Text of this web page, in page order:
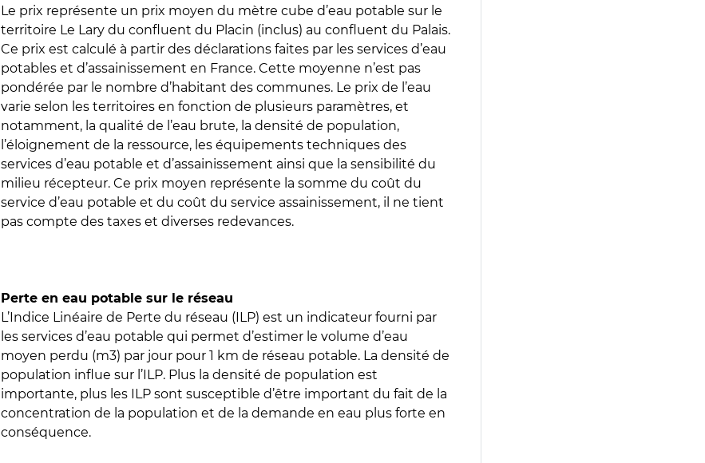
Le prix représente un prix moyen du mètre cube d’eau potable sur le
territoire Le Lary du confluent du Placin (inclus) au confluent du Palais.
Ce prix est calculé à partir des déclarations faites par les services d’eau
potables et d’assainissement en France. Cette moyenne n’est pas
pondérée par le nombre d’habitant des communes. Le prix de l’eau
varie selon les territoires en fonction de plusieurs paramètres, et
notamment, la qualité de l’eau brute, la densité de population,
l’éloignement de la ressource, les équipements techniques des
services d’eau potable et d’assainissement ainsi que la sensibilité du
milieu récepteur. Ce prix moyen représente la somme du coût du
service d’eau potable et du coût du service assainissement, il ne tient
pas compte des taxes et diverses redevances.
Perte en eau potable sur le réseau
L’Indice Linéaire de Perte du réseau (ILP) est un indicateur fourni par
les services d’eau potable qui permet d’estimer le volume d’eau
moyen perdu (m3) par jour pour 1 km de réseau potable. La densité de
population influe sur l’ILP. Plus la densité de population est
importante, plus les ILP sont susceptible d’être important du fait de la
concentration de la population et de la demande en eau plus forte en
conséquence.